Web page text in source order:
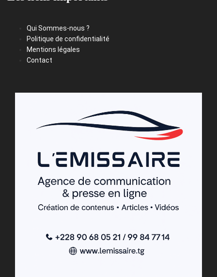
Qui Sommes-nous ?
Politique de confidentialité
Mentions légales
Contact